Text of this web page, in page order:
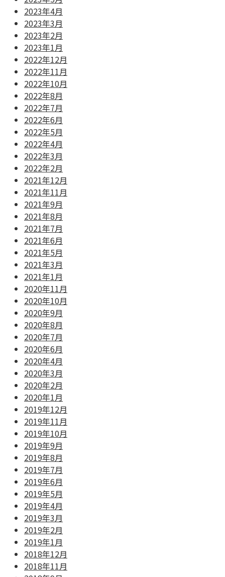
2023年4月
2023年3月
2023年2月
2023年1月
2022年12月
2022年11月
2022年10月
2022年8月
2022年7月
2022年6月
2022年5月
2022年4月
2022年3月
2022年2月
2021年12月
2021年11月
2021年9月
2021年8月
2021年7月
2021年6月
2021年5月
2021年3月
2021年1月
2020年11月
2020年10月
2020年9月
2020年8月
2020年7月
2020年6月
2020年4月
2020年3月
2020年2月
2020年1月
2019年12月
2019年11月
2019年10月
2019年9月
2019年8月
2019年7月
2019年6月
2019年5月
2019年4月
2019年3月
2019年2月
2019年1月
2018年12月
2018年11月